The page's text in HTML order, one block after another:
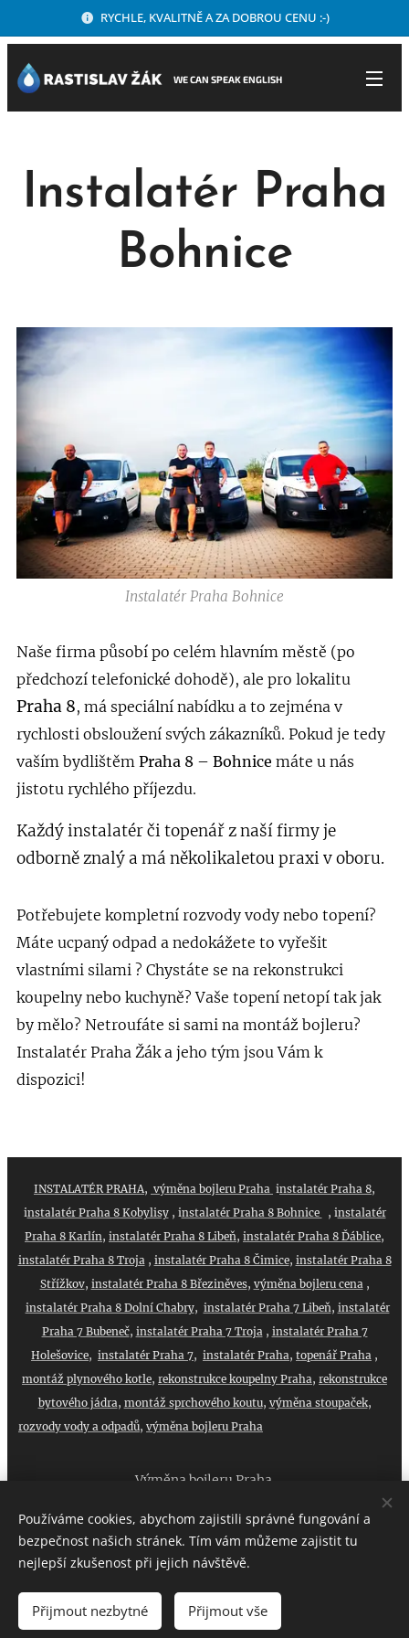
RYCHLE, KVALITNĚ A ZA DOBROU CENU :-)
WE CAN SPEAK ENGLISH
Instalatér Praha
Bohnice
Instalatér Praha Bohnice
Naše firma působí po celém hlavním městě (po
předchozí telefonické dohodě), ale pro lokalitu
Praha 8, má speciální nabídku a to zejména v
rychlosti obsloužení svých zákazníků. Pokud je tedy
vaším bydlištěm Praha 8 – Bohnice máte u nás
jistotu rychlého příjezdu.
Každý instalatér či topenář z naší firmy je
odborně znalý a má několikaletou praxi v oboru.
Potřebujete kompletní rozvody vody nebo topení?
Máte ucpaný odpad a nedokážete to vyřešit
vlastními silami ? Chystáte se na rekonstrukci
koupelny nebo kuchyně? Vaše topení netopí tak jak
by mělo? Netroufáte si sami na montáž bojleru?
Instalatér Praha Žák a jeho tým jsou Vám k
dispozici!
INSTALATÉR PRAHA, výměna bojleru Praha instalatér Praha 8,
instalatér Praha 8 Kobylisy, instalatér Praha 8 Bohnice , instalatér
Praha 8 Karlín, instalatér Praha 8 Libeň, instalatér Praha 8 Ďáblice,
instalatér Praha 8 Troja, instalatér Praha 8 Čimice, instalatér Praha 8
Střížkov, instalatér Praha 8 Březiněves, výměna bojleru cena,
instalatér Praha 8 Dolní Chabry, instalatér Praha 7 Libeň, instalatér
Praha 7 Bubeneč, instalatér Praha 7 Troja, instalatér Praha 7
Holešovice, instalatér Praha 7, instalatér Praha, topenář Praha ,
montáž plynového kotle, rekonstrukce koupelny Praha, rekonstrukce
bytového jádra, montáž sprchového koutu, výměna stoupaček,
rozvody vody a odpadů, výměna bojleru Praha
Výměna bojleru Praha
VOLEJTE :+420 608 025 896
Jazyky
Používáme cookies, abychom zajistili správné fungování a
bezpečnost našich stránek. Tím vám můžeme zajistit tu
nejlepší zkušenost při jejich návštěvě.
Přijmout nezbytné Přijmout vše